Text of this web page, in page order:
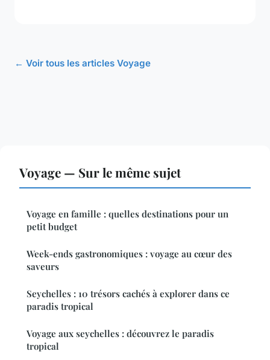
← Voir tous les articles Voyage
Voyage — Sur le même sujet
Voyage en famille : quelles destinations pour un
petit budget
Week-ends gastronomiques : voyage au cœur des
saveurs
Seychelles : 10 trésors cachés à explorer dans ce
paradis tropical
Voyage aux seychelles : découvrez le paradis
tropical